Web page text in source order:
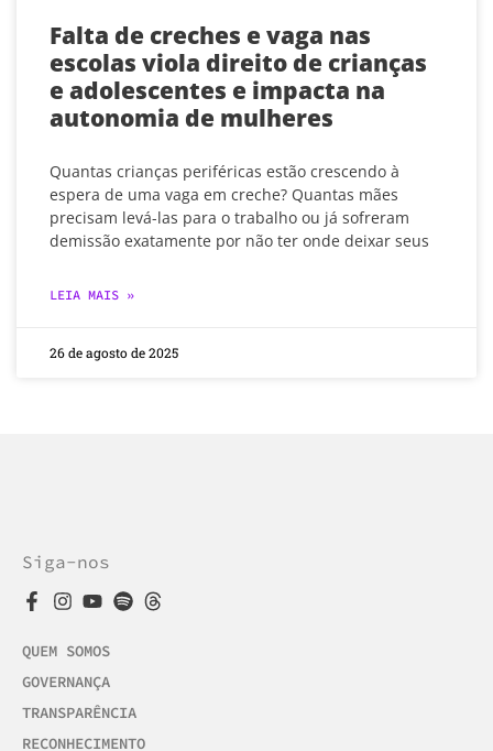
Falta de creches e vaga nas
escolas viola direito de crianças
e adolescentes e impacta na
autonomia de mulheres
Quantas crianças periféricas estão crescendo à
espera de uma vaga em creche? Quantas mães
precisam levá-las para o trabalho ou já sofreram
demissão exatamente por não ter onde deixar seus
LEIA MAIS »
26 de agosto de 2025
Siga-nos
QUEM SOMOS
GOVERNANÇA
TRANSPARÊNCIA
RECONHECIMENTO